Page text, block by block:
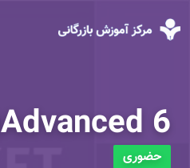
Advanced 6(تابستان)
حضوری